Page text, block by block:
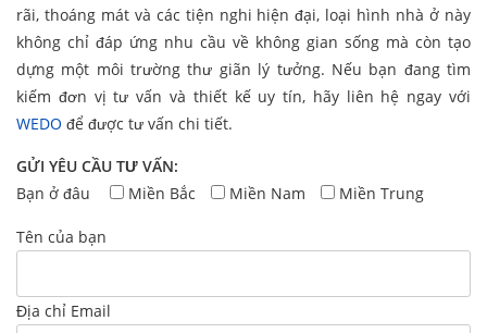
rãi, thoáng mát và các tiện nghi hiện đại, loại hình nhà ở này
không chỉ đáp ứng nhu cầu về không gian sống mà còn tạo
dựng một môi trường thư giãn lý tưởng. Nếu bạn đang tìm
kiếm đơn vị tư vấn và thiết kế uy tín, hãy liên hệ ngay với
WEDO để được tư vấn chi tiết.
GỬI YÊU CẦU TƯ VẤN:
Bạn ở đâu
Miền Bắc Miền Nam Miền Trung
Tên của bạn
Địa chỉ Email